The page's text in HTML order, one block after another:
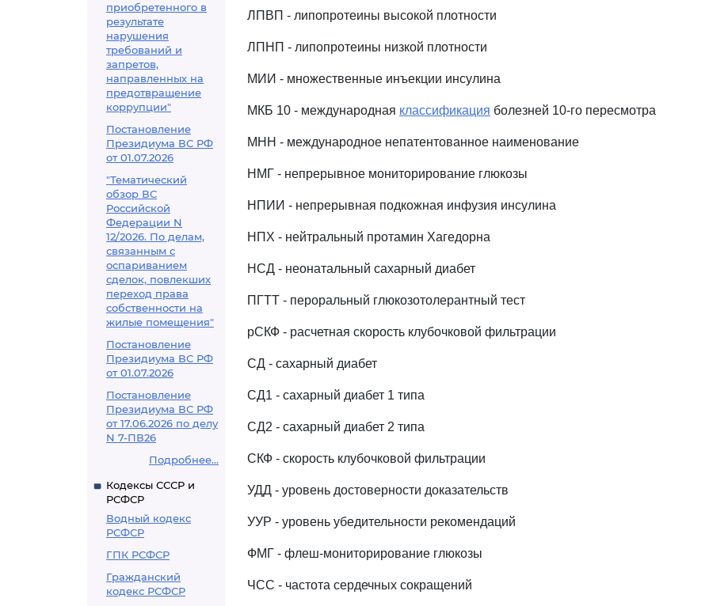
приобретенного в
результате
нарушения
требований и
запретов,
направленных на
предотвращение
коррупции"
Постановление
Президиума ВС РФ
от 01.07.2026
"Тематический
обзор ВС
Российской
Федерации N
12/2026. По делам,
связанным с
оспариванием
сделок, повлекших
переход права
собственности на
жилые помещения"
Постановление
Президиума ВС РФ
от 01.07.2026
Постановление
Президиума ВС РФ
от 17.06.2026 по делу
N 7-ПВ26
Подробнее...
Кодексы СССР и
РСФСР
Водный кодекс
РСФСР
ГПК РСФСР
Гражданский
кодекс РСФСР
ЛПВП - липопротеины высокой плотности
ЛПНП - липопротеины низкой плотности
МИИ - множественные инъекции инсулина
МКБ 10 - международная классификация болезней 10-го пересмотра
МНН - международное непатентованное наименование
НМГ - непрерывное мониторирование глюкозы
НПИИ - непрерывная подкожная инфузия инсулина
НПХ - нейтральный протамин Хагедорна
НСД - неонатальный сахарный диабет
ПГТТ - пероральный глюкозотолерантный тест
рСКФ - расчетная скорость клубочковой фильтрации
СД - сахарный диабет
СД1 - сахарный диабет 1 типа
СД2 - сахарный диабет 2 типа
СКФ - скорость клубочковой фильтрации
УДД - уровень достоверности доказательств
УУР - уровень убедительности рекомендаций
ФМГ - флеш-мониторирование глюкозы
ЧСС - частота сердечных сокращений